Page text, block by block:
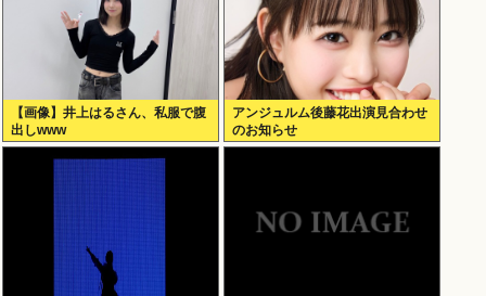
【画像】井上はるさん、私服で腹
出しwww
アンジュルム後藤花出演見合わせ
のお知らせ